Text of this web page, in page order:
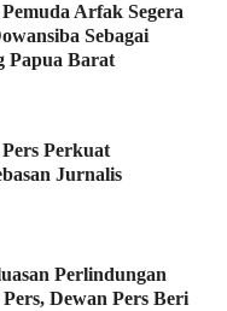
Arfak Segera
Sebagai
Papua Barat
Perkuat
Jurnalis
Perlindungan
Dewan Pers Beri